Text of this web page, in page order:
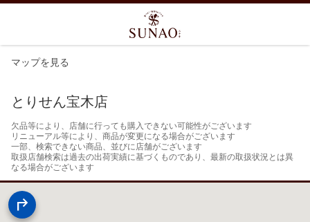
マップを見る
とりせん宝木店
欠品等により、店舗に行っても購入できない可能性がございます
リニューアル等により、商品が変更になる場合がございます
一部、検索できない商品、並びに店舗がございます
取扱店舗検索は過去の出荷実績に基づくものであり、最新の取扱状況とは異
なる場合がございます